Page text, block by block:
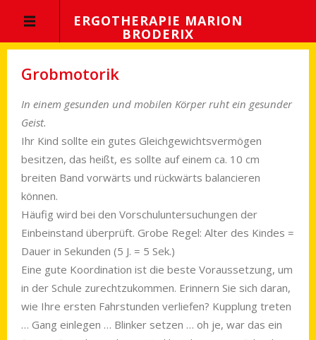
ERGOTHERAPIE MARION
BRODERIX
Grobmotorik
In einem gesunden und mobilen Körper ruht ein gesunder
Geist.
Ihr Kind sollte ein gutes Gleich­ge­wichts­vermögen
besitzen, das heißt, es sollte auf einem ca. 10 cm
breiten Band vorwärts und rückwärts balancieren
können.
Häufig wird bei den Vorschulunter­such­ungen der
Einbeinstand überprüft. Grobe Regel: Alter des Kindes =
Dauer in Sekun­den (5 J. = 5 Sek.)
Eine gute Koordination ist die beste Voraussetzung, um
in der Schule zu­recht­zukommen. Erinnern Sie sich daran,
wie Ihre ersten Fahrstunden verliefen? Kupp­lung treten
… Gang einlegen … Blinker setzen … oh je, war das ein